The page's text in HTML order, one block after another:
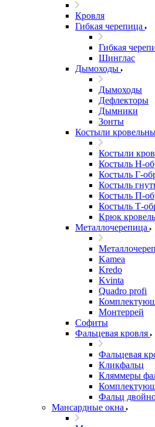
Кровля
Гибкая черепица
Гибкая
Шинглас
Дымоходы
Дымоходы
Дефлекторы
Дымники
Зонты
Костыли
Костыли
Костыль H-
Костыль Г-
Костыль
Костыль П-
Костыль Т-
Крюк
Металлочерепица
Kamea
Kredo
Kvinta
Quadro profi
Монтеррей
Софиты
Фальцевая кровля
Фальцевая
Кликфальц
Кляммеры
Фальц
Мансардные окна